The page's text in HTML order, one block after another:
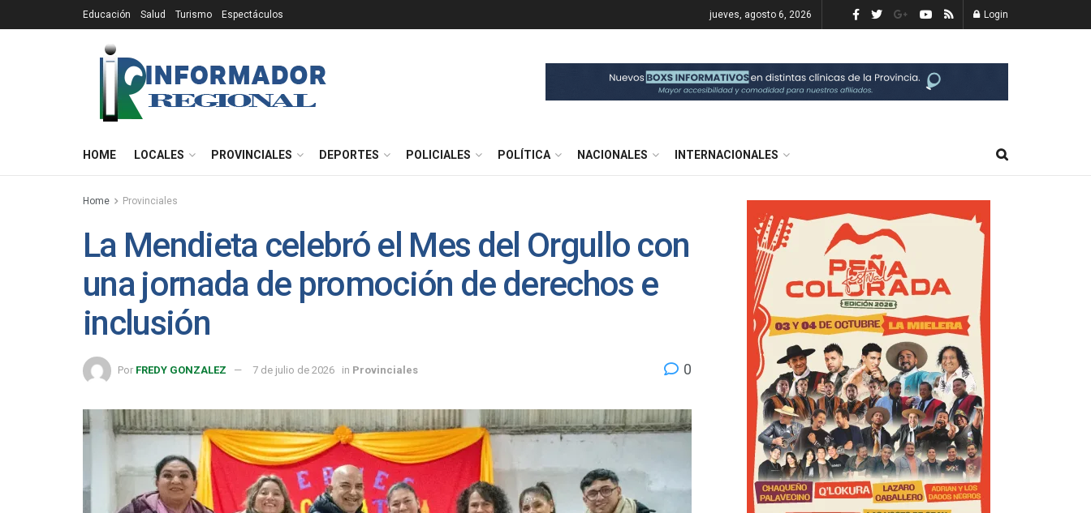
Educación Salud Turismo Espectáculos jueves, agosto 6, 2026 Login
HOME LOCALES PROVINCIALES DEPORTES POLICIALES POLÍTICA NACIONALES INTERNACIONALES
Home Provinciales
La Mendieta celebró el Mes del Orgullo con
una jornada de promoción de derechos e
inclusión
Por FREDY GONZALEZ 7 de julio de 2026 in Provinciales 0